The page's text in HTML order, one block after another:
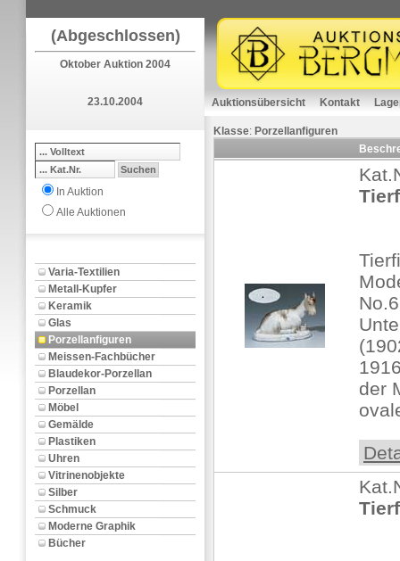
(Abgeschlossen)
Oktober Auktion 2004
23.10.2004
In Auktion
Alle Auktionen
Varia-Textilien
Metall-Kupfer
Keramik
Glas
Porzellanfiguren
Meissen-Fachbücher
Blaudekor-Porzellan
Porzellan
Möbel
Gemälde
Plastiken
Uhren
Vitrinenobjekte
Silber
Schmuck
Moderne Graphik
Bücher
Auktionsübersicht Kontakt
Klasse: Porzellanfiguren
der